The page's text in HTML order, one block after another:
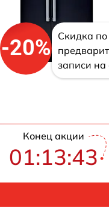
-20%
Скидка по
записи на
Конец акции
01:13:42